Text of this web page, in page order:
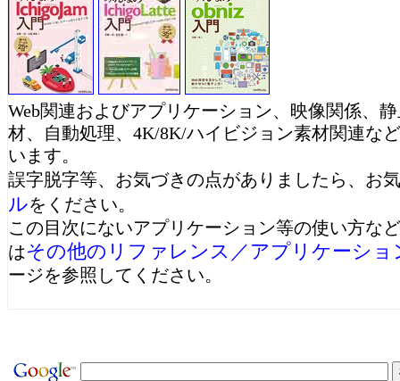
Web関連およびアプリケーション、映像関係、
材、自動処理、4K/8K/ハイビジョン素材関連な
います。
誤字脱字等、お気づきの点がありましたら、お
ルをください。
この目次にないアプリケーション等の使い方な
はその他のリファレンス／アプリケーショ
ージを参照してください。